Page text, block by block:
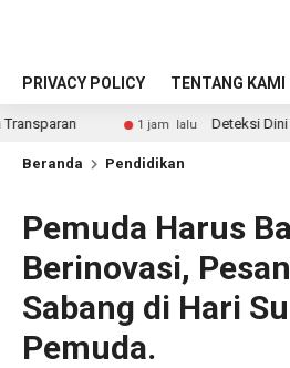
PRIVACY POLICY TENTANG KAMI
1 jam lalu Deteksi Dini Gangguan
Beranda Pendidikan
Pemuda Harus
Berinovasi,
Sabang di Hari
Pemuda.